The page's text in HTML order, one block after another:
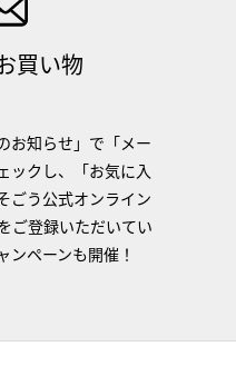
買い物
お知らせ」で「メー
ックし、「お気に入
ごう公式オンライン
ご登録いただいてい
ンペーンも開催！